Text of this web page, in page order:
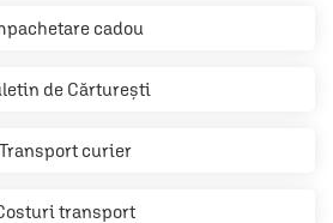
cadou
de Cărturești
Transport curier
transport